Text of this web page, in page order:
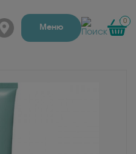
г. Барнаул,
Меню
0